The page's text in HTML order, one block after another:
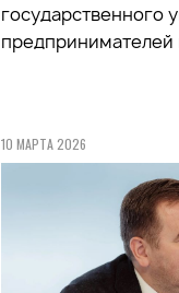
государственного
предпринимателей
10 МАРТА 2026